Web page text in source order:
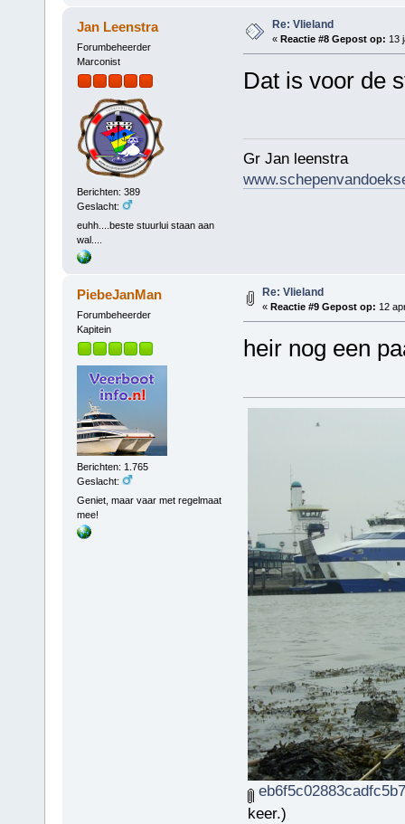
Jan Leenstra
Forumbeheerder
Marconist
Berichten: 389
Geslacht:
euhh....beste stuurlui staan aan
wal....
Re: Vlieland
« Reactie #8 Gepost op: 13
Dat is voor de
Gr Jan leenstra
PiebeJanMan
Forumbeheerder
Kapitein
Berichten: 1.765
Geslacht:
Geniet, maar vaar met regelmaat
mee!
Re: Vlieland
« Reactie #9 Gepost op: 12
heir nog een
keer.)